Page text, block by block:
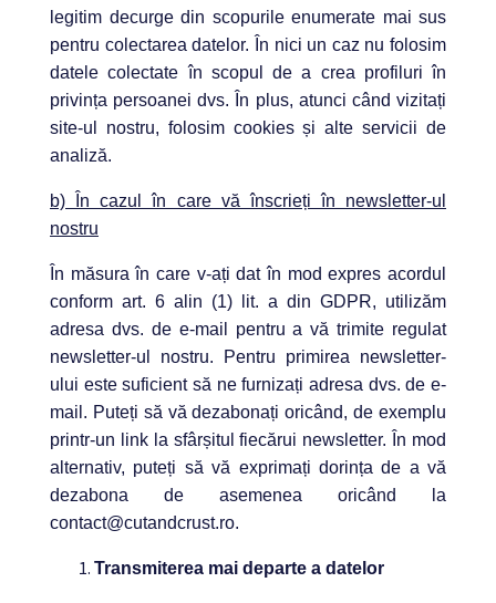
legitim decurge din scopurile enumerate mai sus
pentru colectarea datelor. În nici un caz nu folosim
datele colectate în scopul de a crea profiluri în
privința persoanei dvs. În plus, atunci când vizitați
site-ul nostru, folosim cookies și alte servicii de
analiză.
b) În cazul în care vă înscrieți în newsletter-ul
nostru
În măsura în care v-ați dat în mod expres acordul
conform art. 6 alin (1) lit. a din GDPR, utilizăm
adresa dvs. de e-mail pentru a vă trimite regulat
newsletter-ul nostru. Pentru primirea newsletter-
ului este suficient să ne furnizați adresa dvs. de e-
mail. Puteți să vă dezabonați oricând, de exemplu
printr-un link la sfârșitul fiecărui newsletter. În mod
alternativ, puteți să vă exprimați dorința de a vă
dezabona de asemenea oricând la
contact@cutandcrust.ro.
Transmiterea mai departe a datelor